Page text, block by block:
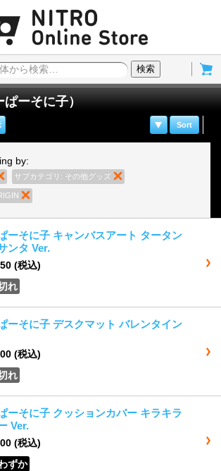
検索
ぱーそに子）
Sort
by:
商品の削除
サブカテゴリ: その他グッズ
ーそに子 キャンバスアート タータン
ンタ Ver.
(税込)
れ
ーそに子 デスクマット バレンタイン
(税込)
れ
ーそに子 クッションカバー キラキラ
Ver.
(税込)
ずか